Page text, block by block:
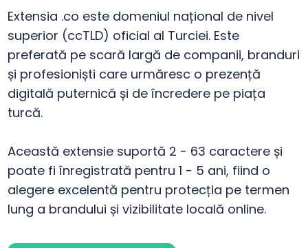
Extensia .co este domeniul național de nivel
superior (ccTLD) oficial al Turciei. Este
preferată pe scară largă de companii, branduri
și profesioniști care urmăresc o prezență
digitală puternică și de încredere pe piața
turcă.
Această extensie suportă 2 - 63 caractere și
poate fi înregistrată pentru 1 - 5 ani, fiind o
alegere excelentă pentru protecția pe termen
lung a brandului și vizibilitate locală online.